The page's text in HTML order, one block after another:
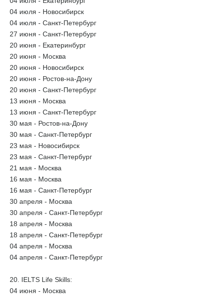
04 июля - Новосибирск
04 июля - Санкт-Петербург
27 июня - Санкт-Петербург
20 июня - Екатеринбург
20 июня - Москва
20 июня - Новосибирск
20 июня - Ростов-на-Дону
20 июня - Санкт-Петербург
13 июня - Москва
13 июня - Санкт-Петербург
30 мая - Ростов-на-Дону
30 мая - Санкт-Петербург
23 мая - Новосибирск
23 мая - Санкт-Петербург
21 мая - Москва
16 мая - Москва
16 мая - Санкт-Петербург
30 апреля - Москва
30 апреля - Санкт-Петербург
18 апреля - Москва
18 апреля - Санкт-Петербург
04 апреля - Москва
04 апреля - Санкт-Петербург
20. IELTS Life Skills:
04 июня - Москва